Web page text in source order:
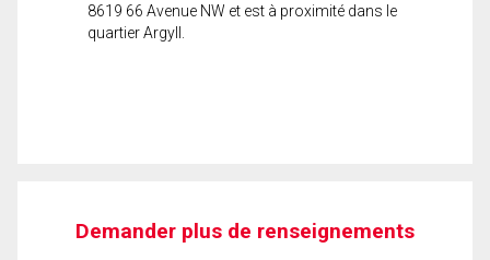
8619 66 Avenue NW et est à proximité dans le
quartier Argyll.
Demander plus de renseignements